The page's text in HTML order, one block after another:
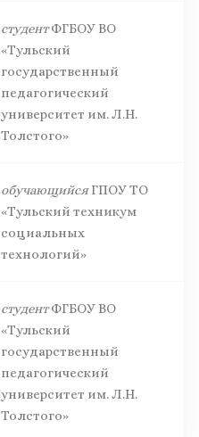
студентФГБОУ ВО
«Тульский
государственный
педагогический
университет им. Л.Н.
Толстого»
обучающийсяГПОУ ТО
«Тульский техникум
социальных
технологий»
студентФГБОУ ВО
«Тульский
государственный
педагогический
университет им. Л.Н.
Толстого»